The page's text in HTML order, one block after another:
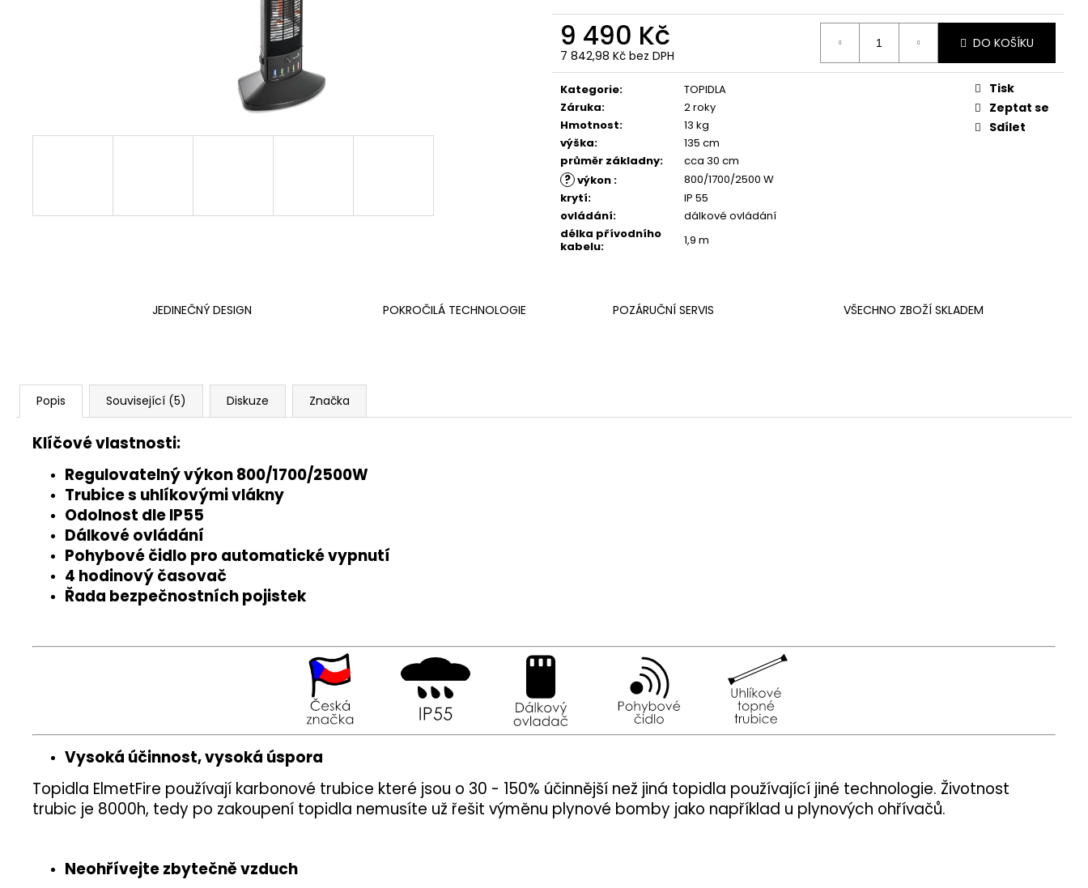
9 490 Kč
7 842,98 Kč bez DPH
Měrná
cena:
DO KOŠÍKU
Kategorie:
TOPIDLA
Záruka:
2 roky
Hmotnost:
13 kg
výška:
135 cm
průměr základny: cca 30 cm
? výkon :
800/1700/2500 W
krytí:
IP 55
ovládání:
dálkové ovládání
délka přívodního
kabelu: 1,9 m
Tisk
Zeptat se
Sdílet
JEDINEČNÝ DESIGN POKROČILÁ TECHNOLOGIE POZÁRUČNÍ SERVIS VŠECHNO ZBOŽÍ SKLADEM
Popis Související (5) Diskuze Značka
Klíčové vlastnosti:
Regulovatelný výkon 800/1700/2500W
Trubice s uhlíkovými vlákny
Odolnost dle IP55
Dálkové ovládání
Pohybové čidlo pro automatické vypnutí
4 hodinový časovač
Řada bezpečnostních pojistek
Vysoká účinnost, vysoká úspora
Topidla ElmetFire používají karbonové trubice které jsou o 30 - 150% účinnější než jiná topidla používající jiné technologie. Životnost
trubic je 8000h, tedy po zakoupení topidla nemusíte už řešit výměnu plynové bomby jako například u plynových ohřívačů.
Neohřívejte zbytečně vzduch